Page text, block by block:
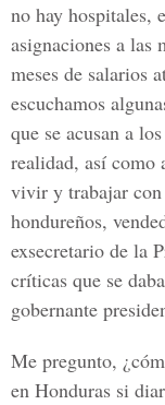
no hay hospitales,
asignaciones a las
meses de salarios
escuchamos
que se acusan a
realidad, así como
vivir y trabajar con
hondureños,
exsecretario de la
críticas que se
gobernante
Me pregunto,
en Honduras si